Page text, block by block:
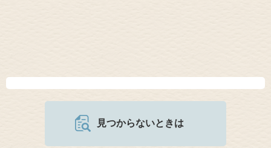
見つからないときは